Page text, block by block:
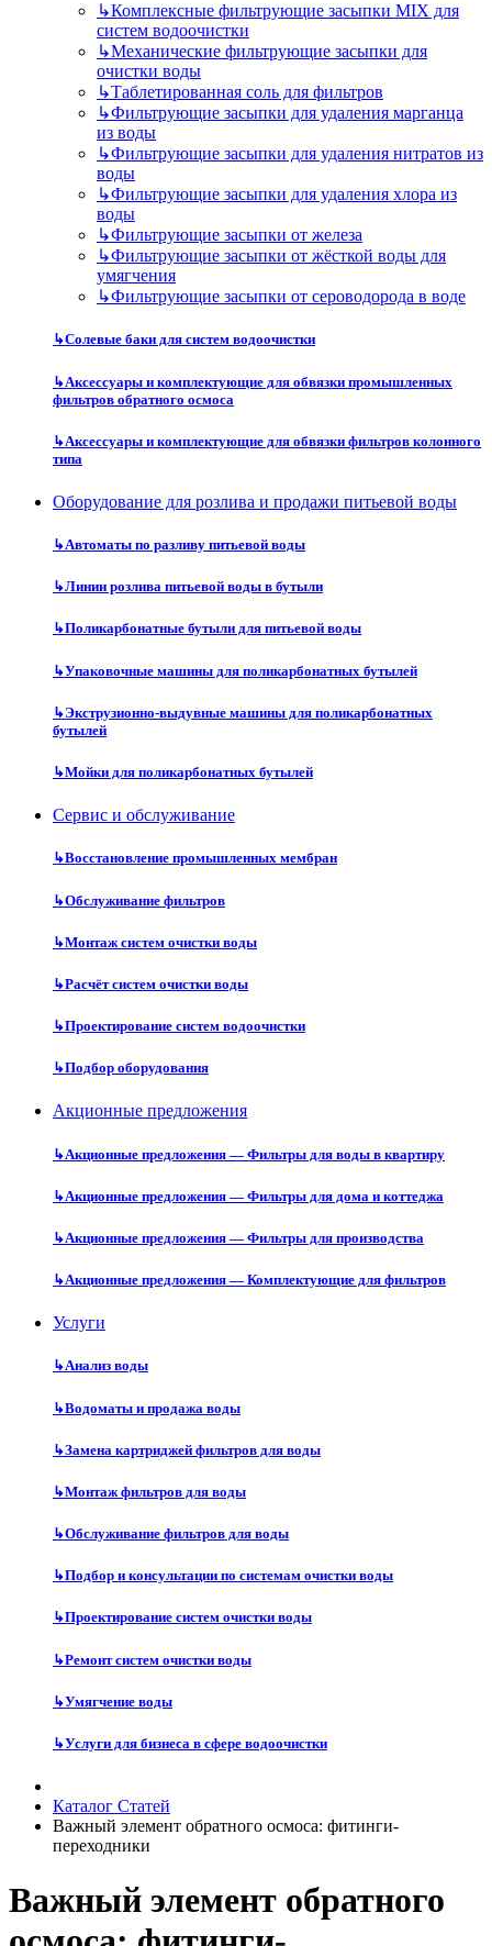
↳Комплексные фильтрующие засыпки MIX для
систем водоочистки
↳Механические фильтрующие засыпки для
очистки воды
↳Таблетированная соль для фильтров
↳Фильтрующие засыпки для удаления марганца
из воды
↳Фильтрующие засыпки для удаления нитратов из
воды
↳Фильтрующие засыпки для удаления хлора из
воды
↳Фильтрующие засыпки от железа
↳Фильтрующие засыпки от жёсткой воды для
умягчения
↳Фильтрующие засыпки от сероводорода в воде
↳Солевые баки для систем водоочистки
↳Аксессуары и комплектующие для обвязки промышленных
фильтров обратного осмоса
↳Аксессуары и комплектующие для обвязки фильтров колонного
типа
Оборудование для розлива и продажи питьевой воды
↳Автоматы по разливу питьевой воды
↳Линии розлива питьевой воды в бутыли
↳Поликарбонатные бутыли для питьевой воды
↳Упаковочные машины для поликарбонатных бутылей
↳Экструзионно-выдувные машины для поликарбонатных
бутылей
↳Мойки для поликарбонатных бутылей
Сервис и обслуживание
↳Восстановление промышленных мембран
↳Обслуживание фильтров
↳Монтаж систем очистки воды
↳Расчёт систем очистки воды
↳Проектирование систем водоочистки
↳Подбор оборудования
Акционные предложения
↳Акционные предложения — Фильтры для воды в квартиру
↳Акционные предложения — Фильтры для дома и коттеджа
↳Акционные предложения — Фильтры для производства
↳Акционные предложения — Комплектующие для фильтров
Услуги
↳Анализ воды
↳Водоматы и продажа воды
↳Замена картриджей фильтров для воды
↳Монтаж фильтров для воды
↳Обслуживание фильтров для воды
↳Подбор и консультации по системам очистки воды
↳Проектирование систем очистки воды
↳Ремонт систем очистки воды
↳Умягчение воды
↳Услуги для бизнеса в сфере водоочистки
Каталог Статей
Важный элемент обратного осмоса: фитинги-
переходники
Важный элемент обратного